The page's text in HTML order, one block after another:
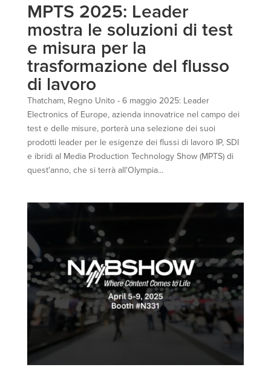
MPTS 2025: Leader
mostra le soluzioni di test
e misura per la
trasformazione del flusso
di lavoro
Thatcham, Regno Unito - 6 maggio 2025: Leader
Electronics of Europe, azienda innovatrice nel campo dei
test e delle misure, porterà una selezione dei suoi
prodotti leader per le esigenze dei flussi di lavoro IP, SDI
e ibridi al Media Production Technology Show (MPTS) di
quest'anno, che si terrà all'Olympia...